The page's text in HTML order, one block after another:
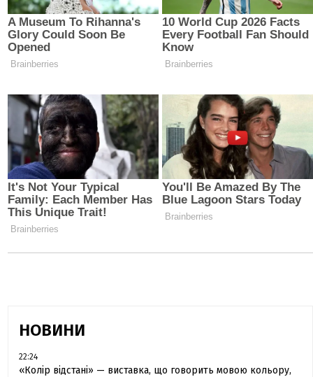
НОВИНИ
22:24
«Колір відстані» — виставка, що говорить мовою кольору,